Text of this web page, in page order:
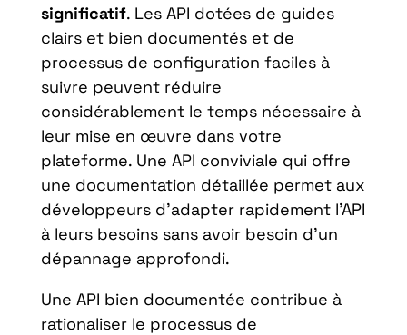
significatif. Les API dotées de guides
clairs et bien documentés et de
processus de configuration faciles à
suivre peuvent réduire
considérablement le temps nécessaire à
leur mise en œuvre dans votre
plateforme. Une API conviviale qui offre
une documentation détaillée permet aux
développeurs d’adapter rapidement l’API
à leurs besoins sans avoir besoin d’un
dépannage approfondi.
Une API bien documentée contribue à
rationaliser le processus de